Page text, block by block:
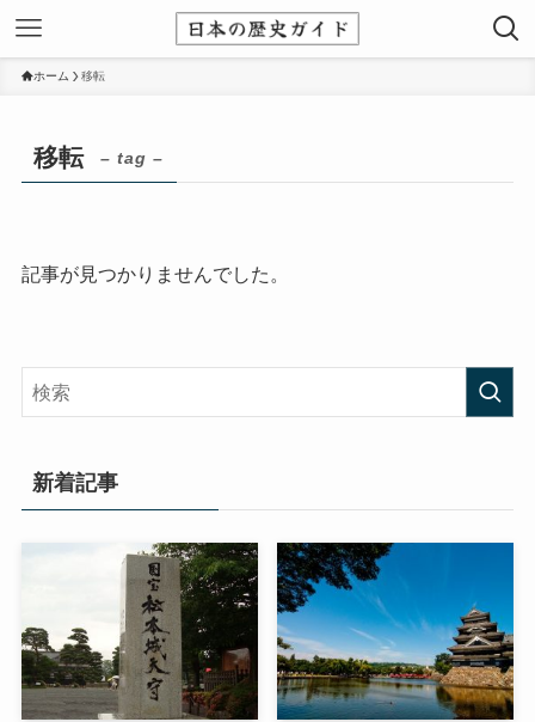
ホーム 移転
移転 – tag –
記事が見つかりませんでした。
新着記事